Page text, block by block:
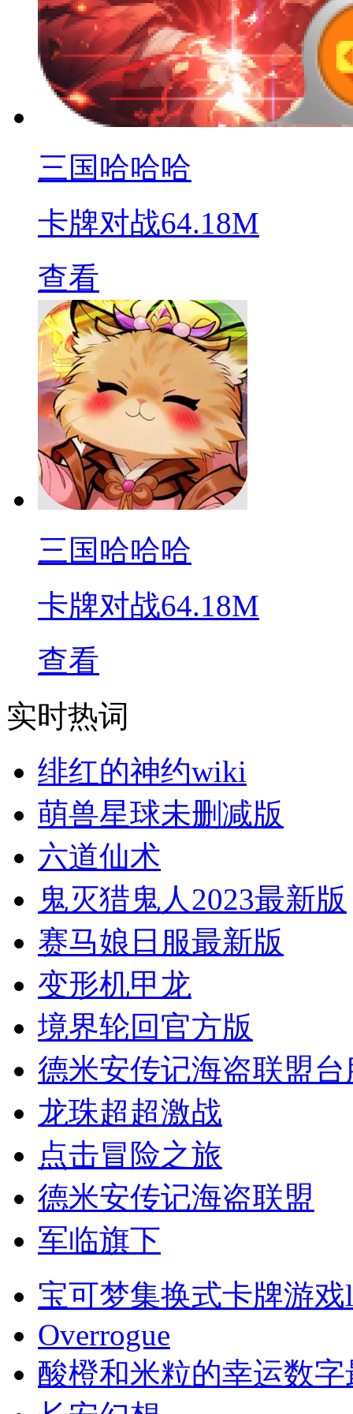
三国哈哈哈
卡牌对战64.18M
查看
三国哈哈哈
卡牌对战64.18M
查看
实时热词
绯红的神约wiki
萌兽星球未删减版
六道仙术
鬼灭猎鬼人2023最新版
赛马娘日服最新版
变形机甲龙
境界轮回官方版
德米安传记海盗联盟台
龙珠超超激战
点击冒险之旅
德米安传记海盗联盟
军临旗下
宝可梦集换式卡牌游戏
Overrogue
酸橙和米粒的幸运数